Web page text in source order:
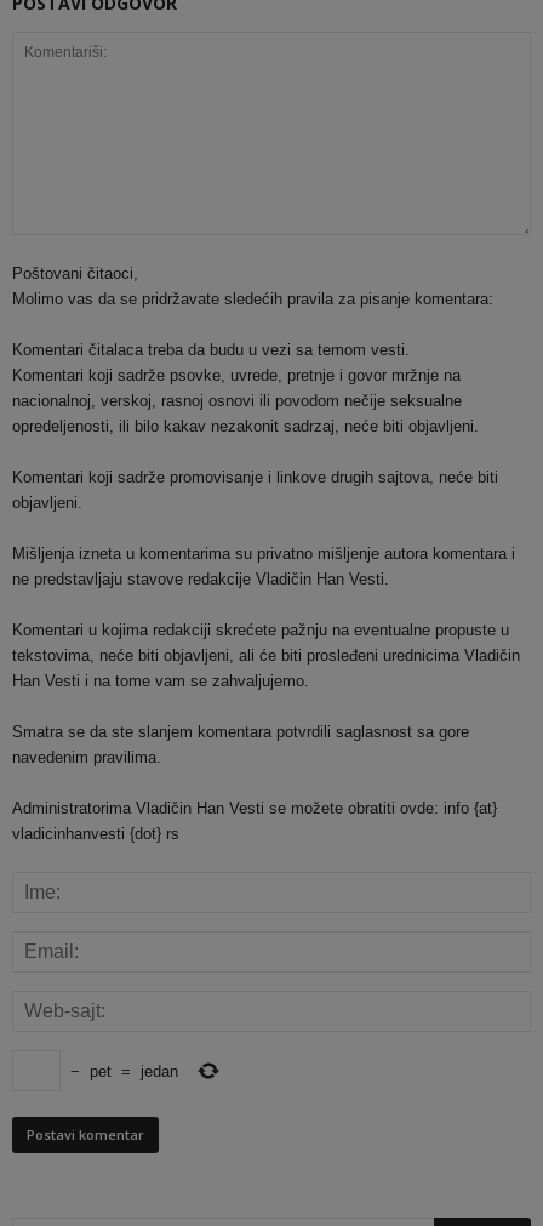
Poštovani čitaoci,
Molimo vas da se pridržavate sledećih pravila za pisanje komentara:
Komentari čitalaca treba da budu u vezi sa temom vesti.
Komentari koji sadrže psovke, uvrede, pretnje i govor mržnje na
nacionalnoj, verskoj, rasnoj osnovi ili povodom nečije seksualne
opredeljenosti, ili bilo kakav nezakonit sadrzaj, neće biti objavljeni.
Komentari koji sadrže promovisanje i linkove drugih sajtova, neće biti
objavljeni.
Mišljenja izneta u komentarima su privatno mišljenje autora komentara i
ne predstavljaju stavove redakcije Vladičin Han Vesti.
Komentari u kojima redakciji skrećete pažnju na eventualne propuste u
tekstovima, neće biti objavljeni, ali će biti prosleđeni urednicima Vladičin
Han Vesti i na tome vam se zahvaljujemo.
Smatra se da ste slanjem komentara potvrdili saglasnost sa gore
navedenim pravilima.
Administratorima Vladičin Han Vesti se možete obratiti ovde: info {at}
vladicinhanvesti {dot} rs
− pet = jedan